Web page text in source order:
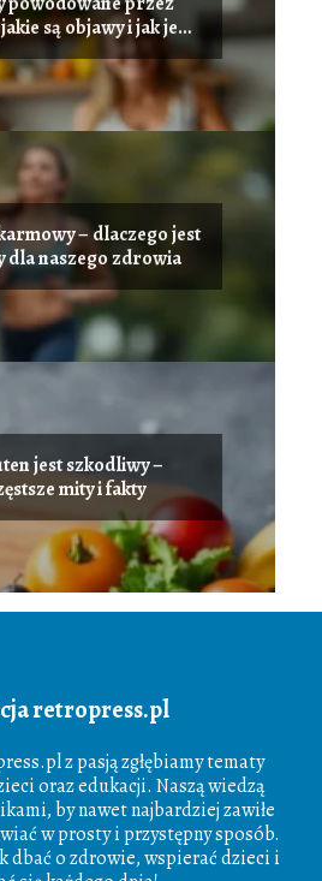
są objawy i jak je
leczyć
– dlaczego jest
dla naszego zdrowia
jest szkodliwy –
mity i fakty
retropress.pl
z pasją zgłębiamy tematy
oraz edukacji. Naszą wiedzą
by nawet najbardziej zawiłe
w prosty i przystępny sposób.
dbać o zdrowie, wspierać dzieci i